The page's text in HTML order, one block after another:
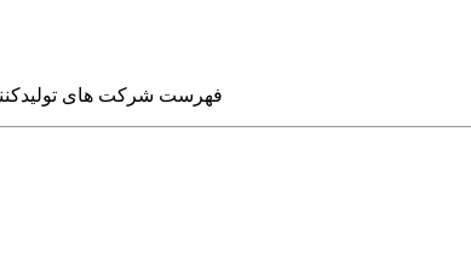
فهرست شرکت های